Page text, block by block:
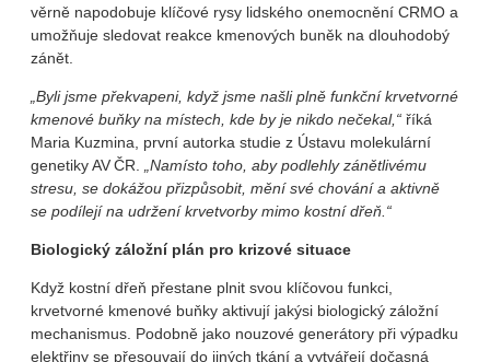
věrně napodobuje klíčové rysy lidského onemocnění CRMO a
umožňuje sledovat reakce kmenových buněk na dlouhodobý
zánět.
„Byli jsme překvapeni, když jsme našli plně funkční krvetvorné
kmenové buňky na místech, kde by je nikdo nečekal,“ říká
Maria Kuzmina, první autorka studie z Ústavu molekulární
genetiky AV ČR. „Namísto toho, aby podlehly zánětlivému
stresu, se dokážou přizpůsobit, mění své chování a aktivně
se podílejí na udržení krvetvorby mimo kostní dřeň.“
Biologický záložní plán pro krizové situace
Když kostní dřeň přestane plnit svou klíčovou funkci,
krvetvorné kmenové buňky aktivují jakýsi biologický záložní
mechanismus. Podobně jako nouzové generátory při výpadku
elektřiny se přesouvají do jiných tkání a vytvářejí dočasná